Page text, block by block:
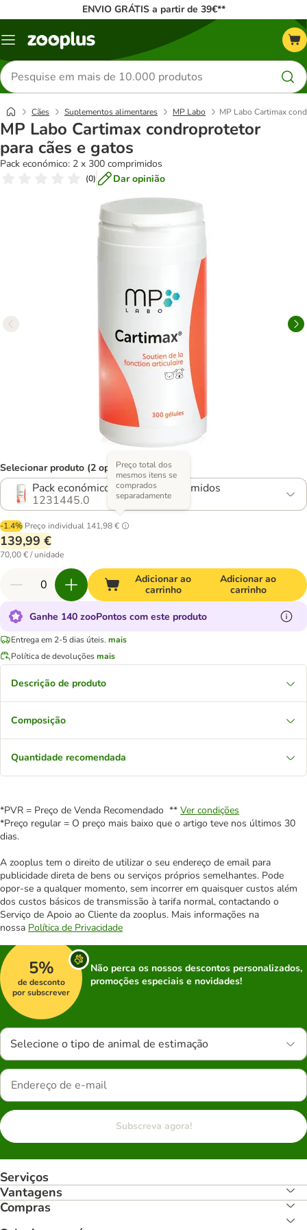
ENVIO GRÁTIS a partir de 39€**
Menu
Pesquisar
produtos
Cães Suplementos alimentares MP Labo MP Labo Cartimax
MP Labo Cartimax condroprotetor
para cães e gatos
Pack económico: 2 x 300 comprimidos
(0) Dar opinião
Selecionar produto (2 opções)
Pack económico: 2 x 300 comprimidos
1231445.0
-1.4% Preço individual 141,98 €
Preço total dos
mesmos itens se
comprados
separadamente
139,99 €
70,00 € / unidade
Adicionar ao
carrinho
Adicionar ao
carrinho
Ganhe 140 zooPontos com este produto
Entrega em 2-5 dias úteis. mais
Política de devoluçõesmais
Descrição de produto
Composição
Quantidade recomendada
*PVR = Preço de Venda Recomendado ** Ver condições
*Preço regular = O preço mais baixo que o artigo teve nos últimos 30
dias.
A zooplus tem o direito de utilizar o seu endereço de email para
publicidade direta de bens ou serviços próprios semelhantes. Pode
opor-se a qualquer momento, sem incorrer em quaisquer custos além
dos custos básicos de transmissão à tarifa normal, contactando o
Serviço de Apoio ao Cliente da zooplus. Mais informações na
nossa Política de Privacidade
5%
de desconto
por subscrever
Não perca os nossos descontos personalizados,
promoções especiais e novidades!
Selecione o tipo de animal de estimação
Subscreva agora!
Serviços
Vantagens
Compras